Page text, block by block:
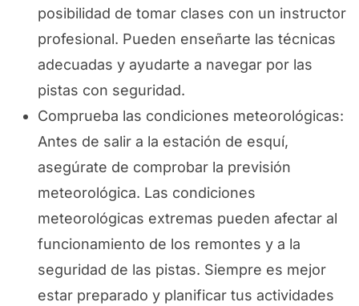
posibilidad de tomar clases con un instructor
profesional. Pueden enseñarte las técnicas
adecuadas y ayudarte a navegar por las
pistas con seguridad.
Comprueba las condiciones meteorológicas:
Antes de salir a la estación de esquí,
asegúrate de comprobar la previsión
meteorológica. Las condiciones
meteorológicas extremas pueden afectar al
funcionamiento de los remontes y a la
seguridad de las pistas. Siempre es mejor
estar preparado y planificar tus actividades